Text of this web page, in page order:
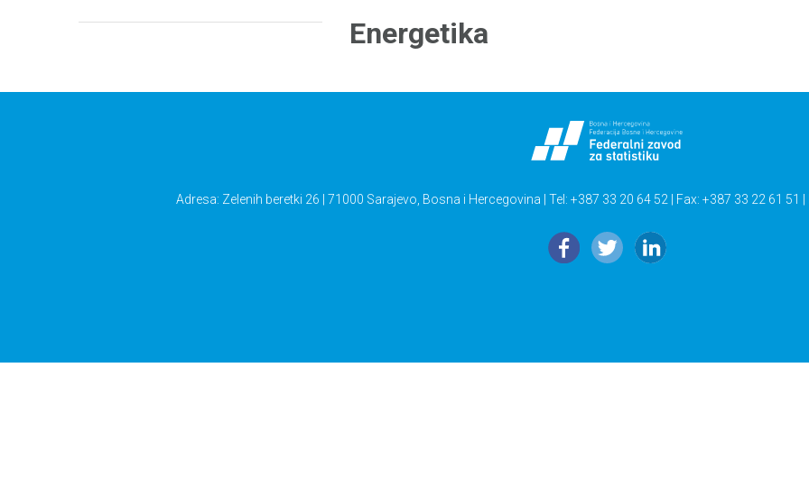
Energetika
Adresa: Zelenih beretki 26 | 71000 Sarajevo, Bosna i Hercegovina | Tel: +387 33 20 64 52 | Fax: +387 33 22 61 51 |